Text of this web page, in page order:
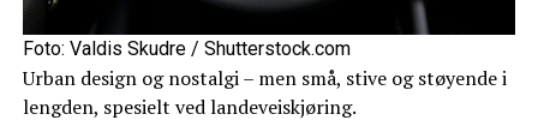
Foto: Valdis Skudre / Shutterstock.com
Urban design og nostalgi – men små, stive og støyende i
lengden, spesielt ved landeveiskjøring.